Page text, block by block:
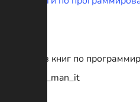
Архив книг по
@iron_man_it